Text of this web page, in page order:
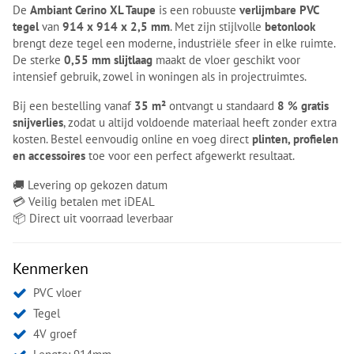
De Ambiant Cerino XL Taupe is een robuuste verlijmbare PVC
tegelvan 914 x 914 x 2,5 mm. Met zijn stijlvolle betonlook
brengt deze tegel een moderne, industriële sfeer in elke ruimte.
De sterke 0,55 mm slijtlaag maakt de vloer geschikt voor
intensief gebruik, zowel in woningen als in projectruimtes.
Bij een bestelling vanaf 35 m² ontvangt u standaard 8 % gratis
snijverlies, zodat u altijd voldoende materiaal heeft zonder extra
kosten. Bestel eenvoudig online en voeg direct plinten, profielen
en accessoires toe voor een perfect afgewerkt resultaat.
🚚 Levering op gekozen datum
💳 Veilig betalen met iDEAL
📦 Direct uit voorraad leverbaar
Kenmerken
PVC vloer
Tegel
4V groef